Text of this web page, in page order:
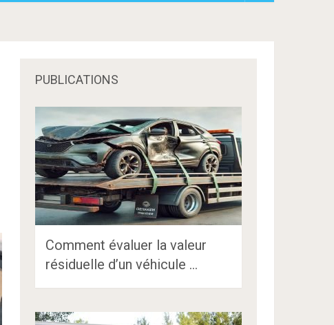
PUBLICATIONS
Comment évaluer la valeur
résiduelle d’un véhicule …